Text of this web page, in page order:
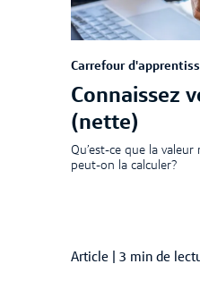
Carrefour
Connaissez
(nette)
Qu’est-ce que la
peut-on la calculer?
Article 3 min de